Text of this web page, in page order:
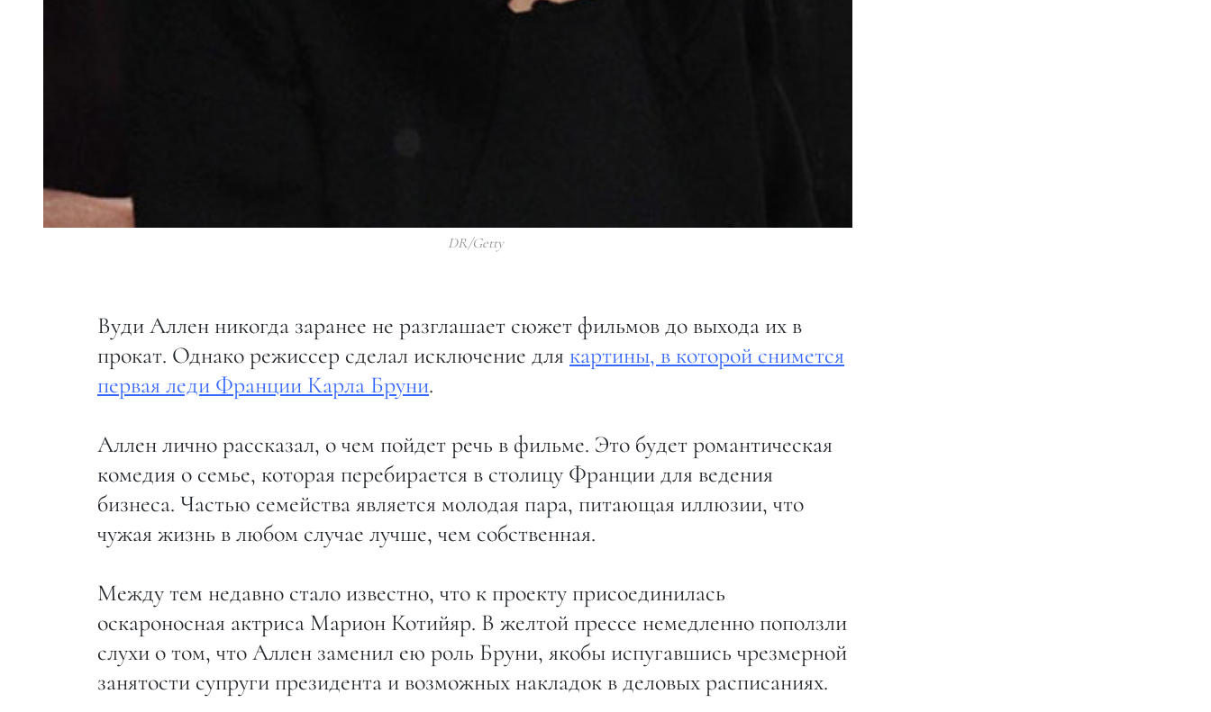
DR/Getty
Вуди Аллен никогда заранее не разглашает сюжет фильмов до выхода их в
прокат. Однако режиссер сделал исключение для картины, в которой снимется
первая леди Франции Карла Бруни.
Аллен лично рассказал, о чем пойдет речь в фильме. Это будет романтическая
комедия о семье, которая перебирается в столицу Франции для ведения
бизнеса. Частью семейства является молодая пара, питающая иллюзии, что
чужая жизнь в любом случае лучше, чем собственная.
Между тем недавно стало известно, что к проекту присоединилась
оскароносная актриса Марион Котийяр. В желтой прессе немедленно поползли
слухи о том, что Аллен заменил ею роль Бруни, якобы испугавшись чрезмерной
занятости супруги президента и возможных накладок в деловых расписаниях.